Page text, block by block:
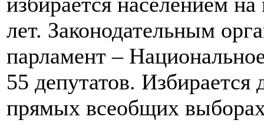
лет. Законодательным
парламент –
55 депутатов.
прямых всеобщих